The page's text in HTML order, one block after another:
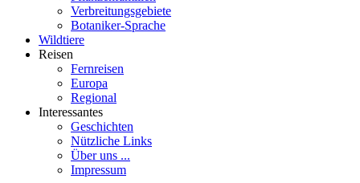
Verbreitungsgebiete
Botaniker-Sprache
Wildtiere
Reisen
Fernreisen
Europa
Regional
Interessantes
Geschichten
Nützliche Links
Über uns ...
Impressum